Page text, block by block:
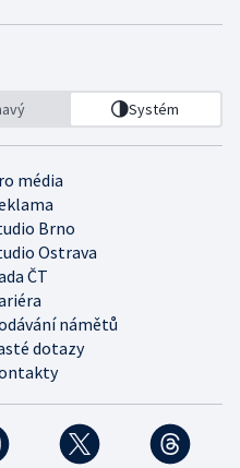
Systém
média
Brno
Ostrava
ČT
námětů
dotazy